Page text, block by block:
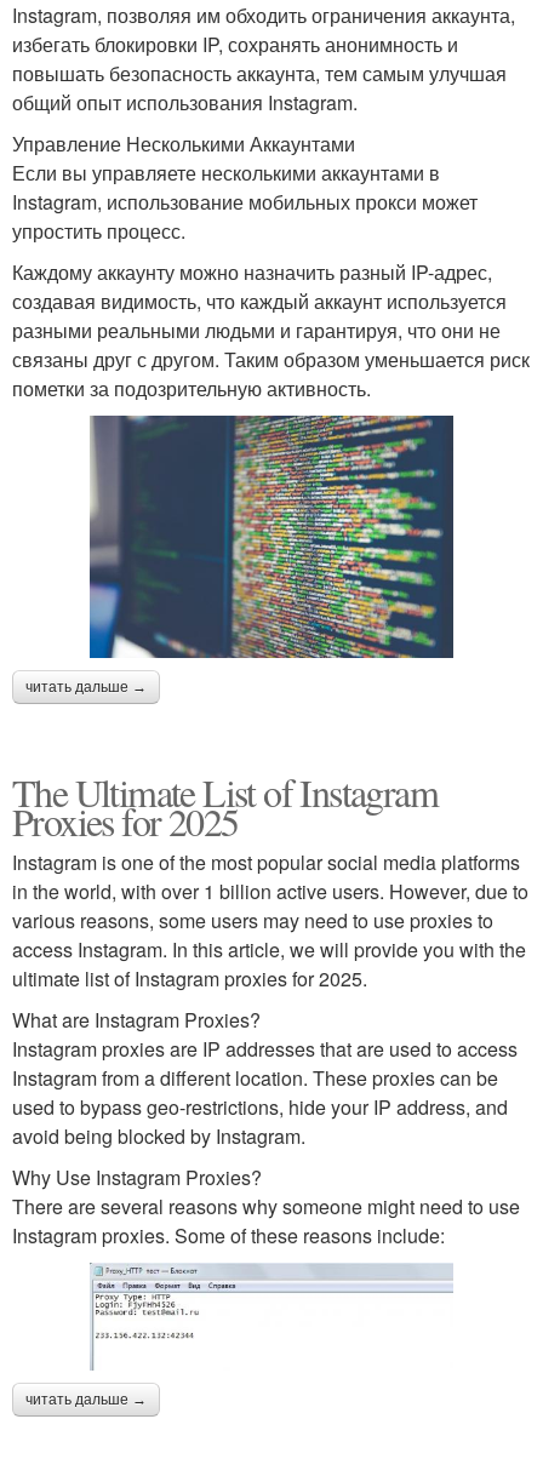
Instagram, позволяя им обходить ограничения аккаунта,
избегать блокировки IP, сохранять анонимность и
повышать безопасность аккаунта, тем самым улучшая
общий опыт использования Instagram.
Управление Несколькими Аккаунтами
Если вы управляете несколькими аккаунтами в
Instagram, использование мобильных прокси может
упростить процесс.
Каждому аккаунту можно назначить разный IP-адрес,
создавая видимость, что каждый аккаунт используется
разными реальными людьми и гарантируя, что они не
связаны друг с другом. Таким образом уменьшается риск
пометки за подозрительную активность.
читать дальше →
The Ultimate List of Instagram
Proxies for 2025
Instagram is one of the most popular social media platforms
in the world, with over 1 billion active users. However, due to
various reasons, some users may need to use proxies to
access Instagram. In this article, we will provide you with the
ultimate list of Instagram proxies for 2025.
What are Instagram Proxies?
Instagram proxies are IP addresses that are used to access
Instagram from a different location. These proxies can be
used to bypass geo-restrictions, hide your IP address, and
avoid being blocked by Instagram.
Why Use Instagram Proxies?
There are several reasons why someone might need to use
Instagram proxies. Some of these reasons include:
читать дальше →